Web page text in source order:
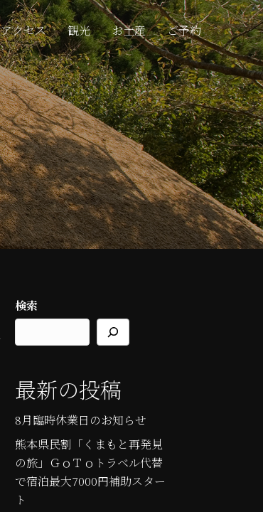
アクセス 観光 お土産 ご予約
検索
最新の投稿
8月臨時休業日のお知らせ
熊本県民割「くまもと再発見
の旅」ＧｏＴｏトラベル代替
で宿泊最大7000円補助スター
ト